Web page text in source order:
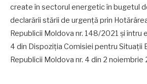
create în sectorul energetic în bugetul
declarării stării de urgență prin
Republicii Moldova nr. 148/2021 și întru
4 din Dispoziția Comisiei pentru Situații
Republicii Moldova nr. 4 din 2 noiembrie